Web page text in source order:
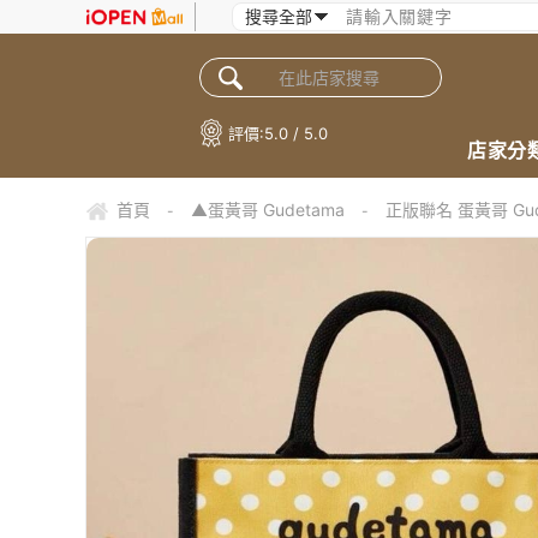
評價:5.0 / 5.0
店家分
首頁 - ▲蛋黃哥 Gudetama - 正版聯名 蛋黃哥